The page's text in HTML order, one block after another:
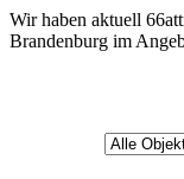
Wir haben aktuell 66
Brandenburg im